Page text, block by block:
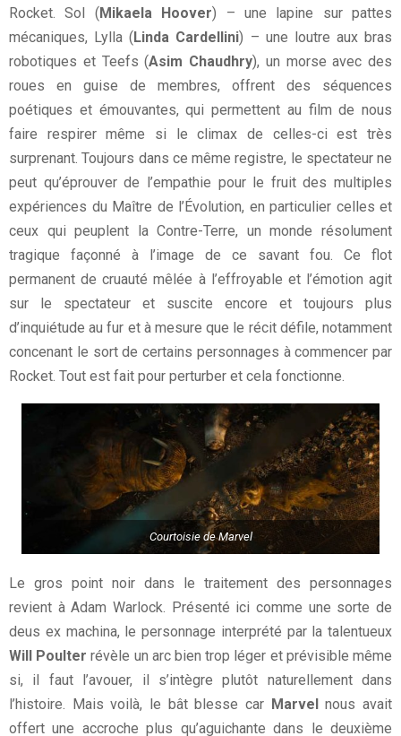
Rocket. Sol (Mikaela Hoover) – une lapine sur pattes
mécaniques, Lylla (Linda Cardellini) – une loutre aux bras
robotiques et Teefs (Asim Chaudhry), un morse avec des
roues en guise de membres, offrent des séquences
poétiques et émouvantes, qui permettent au film de nous
faire respirer même si le climax de celles-ci est très
surprenant. Toujours dans ce même registre, le spectateur ne
peut qu’éprouver de l’empathie pour le fruit des multiples
expériences du Maître de l’Évolution, en particulier celles et
ceux qui peuplent la Contre-Terre, un monde résolument
tragique façonné à l’image de ce savant fou. Ce flot
permanent de cruauté mêlée à l’effroyable et l’émotion agit
sur le spectateur et suscite encore et toujours plus
d’inquiétude au fur et à mesure que le récit défile, notamment
concenant le sort de certains personnages à commencer par
Rocket. Tout est fait pour perturber et cela fonctionne.
Courtoisie de Marvel
Le gros point noir dans le traitement des personnages
revient à Adam Warlock. Présenté ici comme une sorte de
deus ex machina, le personnage interprété par la talentueux
Will Poulter révèle un arc bien trop léger et prévisible même
si, il faut l’avouer, il s’intègre plutôt naturellement dans
l’histoire. Mais voilà, le bât blesse car Marvelnous avait
offert une accroche plus qu’aguichante dans le deuxième